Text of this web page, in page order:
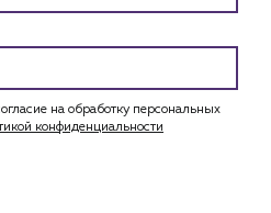
на обработку персональных
конфиденциальности